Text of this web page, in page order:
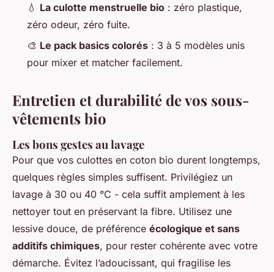
💧 La culotte menstruelle bio : zéro plastique,
zéro odeur, zéro fuite.
🎨 Le pack basics colorés : 3 à 5 modèles unis
pour mixer et matcher facilement.
Entretien et durabilité de vos sous-
vêtements bio
Les bons gestes au lavage
Pour que vos culottes en coton bio durent longtemps,
quelques règles simples suffisent. Privilégiez un
lavage à 30 ou 40 °C - cela suffit amplement à les
nettoyer tout en préservant la fibre. Utilisez une
lessive douce, de préférence écologique et sans
additifs chimiques, pour rester cohérente avec votre
démarche. Évitez l’adoucissant, qui fragilise les